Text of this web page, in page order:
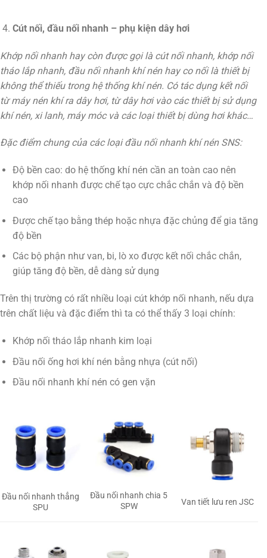
Cút nối, đầu nối nhanh – phụ kiện dây hơi
Khớp nối nhanh hay còn được gọi là cút nối nhanh, khớp nối
tháo lắp nhanh, đầu nối nhanh khí nén hay co nối là thiết bị
không thể thiếu trong hệ thống khí nén. Có tác dụng kết nối
từ máy nén khí ra dây hơi, từ dây hơi vào các thiết bị sử dụng
khí nén, xi lanh, máy móc và các loại thiết bị dùng hơi khác…
Đặc điểm chung của các loại đầu nối nhanh khí nén SNS:
Độ bền cao: do hệ thống khí nén cần an toàn cao nên
khớp nối nhanh được chế tạo cực chắc chắn và độ bền
cao
Được chế tạo bằng thép hoặc nhựa đặc chủng để gia tăng
độ bền
Các bộ phận như van, bi, lò xo được kết nối chắc chắn,
giúp tăng độ bền, dễ dàng sử dụng
Trên thị trường có rất nhiều loại cút khớp nối nhanh, nếu dựa
trên chất liệu và đặc điểm thì ta có thể thấy 3 loại chính:
Khớp nối tháo lắp nhanh kim loại
Đầu nối ống hơi khí nén bằng nhựa (cút nối)
Đầu nối nhanh khí nén có gen vặn
Đầu nối nhanh thẳng
SPU
Đầu nối nhanh chia 5
SPW
Van tiết lưu ren JSC